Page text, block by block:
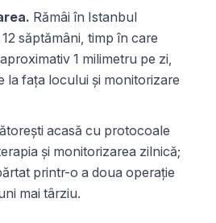
Rămâi în Istanbul
săptămâni, timp în care
1 milimetru pe zi,
la fața locului și monitorizare
acasă cu protocoale
și monitorizarea zilnică;
printr-o a doua operație
mai târziu.